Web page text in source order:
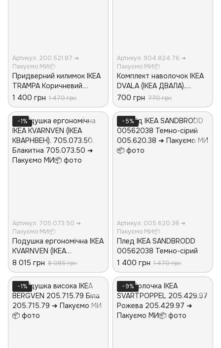
Артикул: 200.521.87 ➜
Пакуємо МИ📦
Придверний килимок IKEA
TRAMPA Коричневий
60x90 см 200.521.87
1 400 грн 1 470 грн
Артикул: 904.824.76 ➜
Пакуємо МИ📦
Комплект наволочок IKEA
DVALA (ІКЕА ДВАЛА).
904.824.76. 2 предмети
700 грн 770 грн
−1%
Артикул: 705.073.50 ➜
Пакуємо МИ📦
Подушка ергономічна IKEA
KVARNVEN (ІКЕА
КВАРНВЕН). 705.073.50.
Блакитна
8 015 грн 8 085 грн
−5%
Артикул: 005.620.38 ➜
Пакуємо МИ📦
Плед IKEA SANDBRODD
00562038 Темно-сірий
1 400 грн 1 470 грн
−1% −9%